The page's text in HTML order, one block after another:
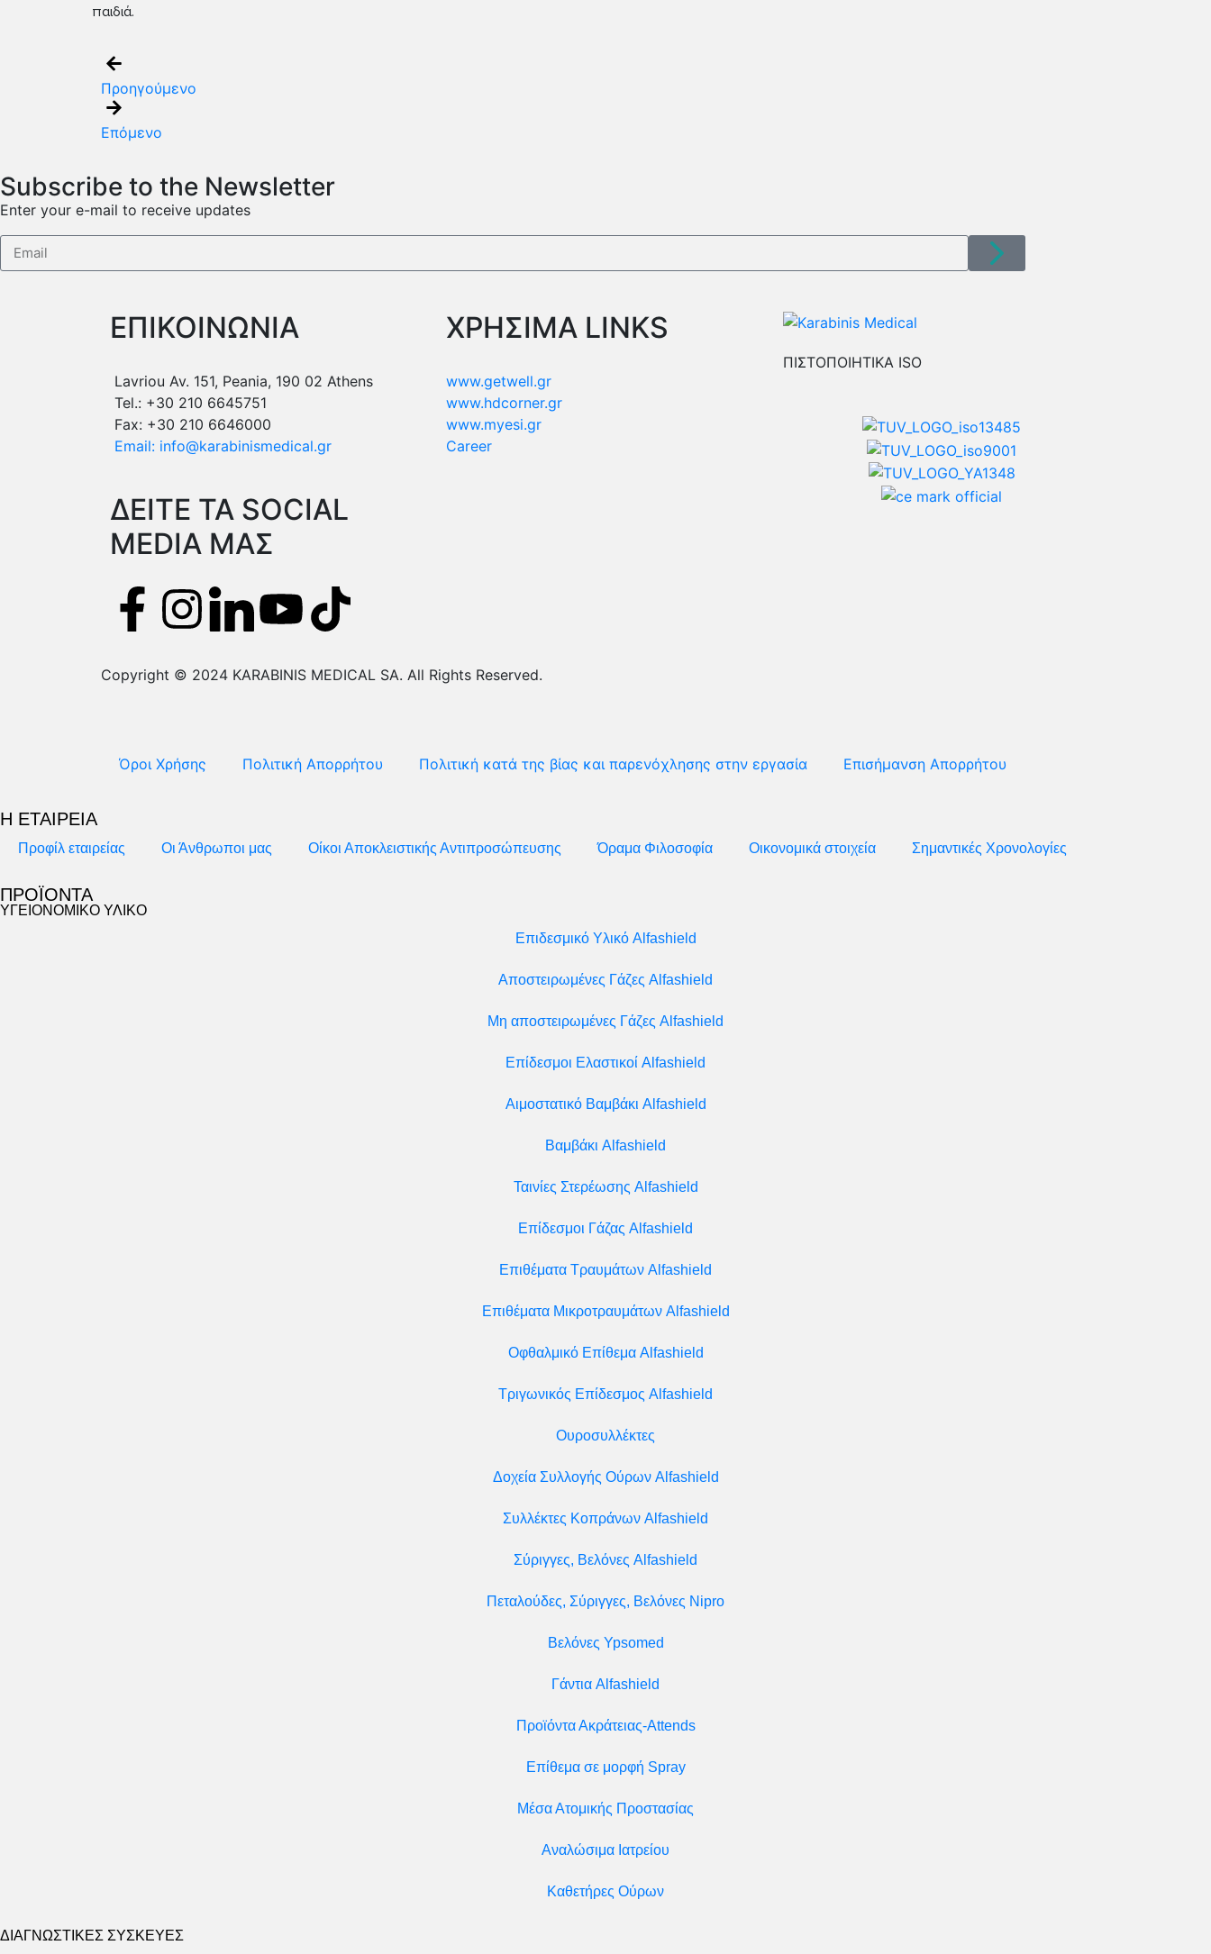
παιδιά.
Προηγούμενο
Επόμενο
Subscribe to the Newsletter
Enter your e-mail to receive updates
ΕΠΙΚΟΙΝΩΝΙΑ
Lavriou Av. 151, Peania, 190 02 Athens
Tel.: +30 210 6645751
Fax: +30 210 6646000
Email: info@karabinismedical.gr
ΔEITE TA SOCIAL
MEDIA ΜΑΣ
ΧΡΗΣΙΜΑ LINKS
www.getwell.gr
www.hdcorner.gr
www.myesi.gr
Career
ΠΙΣΤΟΠΟΙΗΤΙΚΑ ISO
Copyright © 2024 KARABINIS MEDICAL SA. All Rights Reserved.
Όροι Χρήσης Πολιτική Απορρήτου Πολιτική κατά της βίας και παρενόχλησης στην εργασία Επισήμανση Απορρήτου
Η ΕΤΑΙΡΕΙΑ
Προφίλ εταιρείας Οι Άνθρωποι μας Οίκοι Αποκλειστικής Αντιπροσώπευσης Όραμα Φιλοσοφία Οικονομικά στοιχεία Σημαντικές Χρονολογίες
ΠΡΟΪΟΝΤΑ
ΥΓΕΙΟΝΟΜΙΚΟ ΥΛΙΚΟ
Επιδεσμικό Υλικό Alfashield
Αποστειρωμένες Γάζες Alfashield
Μη αποστειρωμένες Γάζες Alfashield
Επίδεσμοι Ελαστικοί Alfashield
Αιμοστατικό Βαμβάκι Alfashield
Βαμβάκι Alfashield
Ταινίες Στερέωσης Alfashield
Επίδεσμοι Γάζας Alfashield
Επιθέματα Τραυμάτων Alfashield
Επιθέματα Μικροτραυμάτων Alfashield
Οφθαλμικό Eπίθεμα Alfashield
Τριγωνικός Επίδεσμος Alfashield
Ουροσυλλέκτες
Δοχεία Συλλογής Ούρων Alfashield
Συλλέκτες Κοπράνων Alfashield
Σύριγγες, Βελόνες Alfashield
Πεταλούδες, Σύριγγες, Βελόνες Nipro
Βελόνες Ypsomed
Γάντια Alfashield
Προϊόντα Ακράτειας-Attends
Επίθεμα σε μορφή Spray
Μέσα Ατομικής Προστασίας
Αναλώσιμα Ιατρείου
Καθετήρες Ούρων
ΔΙΑΓΝΩΣΤΙΚΕΣ ΣΥΣΚΕΥΕΣ